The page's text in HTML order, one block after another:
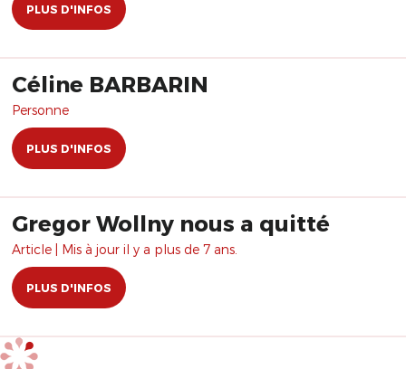
PLUS D'INFOS
Céline BARBARIN
Personne
PLUS D'INFOS
Gregor Wollny nous a quitté
Article | Mis à jour il y a plus de 7 ans.
PLUS D'INFOS